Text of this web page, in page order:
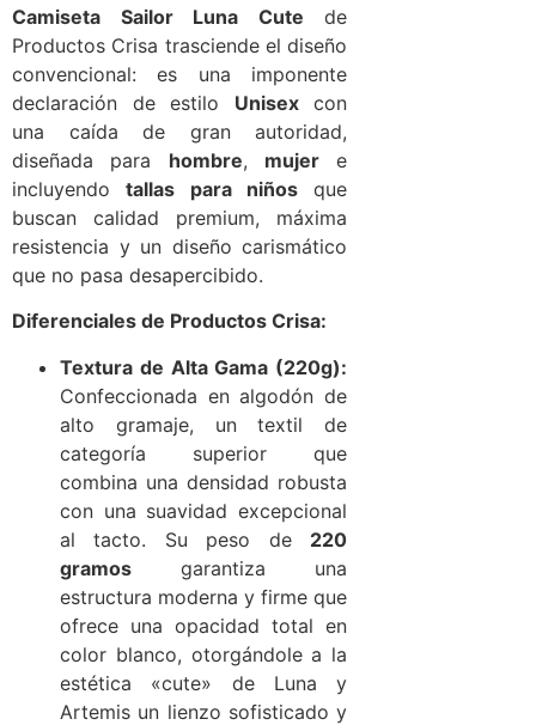
Camiseta Sailor Luna Cute de
Productos Crisa trasciende el diseño
convencional: es una imponente
declaración de estilo Unisexcon
una caída de gran autoridad,
diseñada para hombre, mujere
incluyendotallas para niñosque
buscan calidad premium, máxima
resistencia y un diseño carismático
que no pasa desapercibido.
Diferenciales de Productos Crisa:
Textura de Alta Gama (220g):
Confeccionada en algodón de
alto gramaje, un textil de
categoría superior que
combina una densidad robusta
con una suavidad excepcional
al tacto. Su peso de 220
gramos garantiza una
estructura moderna y firme que
ofrece una opacidad total en
color blanco, otorgándole a la
estética «cute» de Luna y
Artemis un lienzo sofisticado y